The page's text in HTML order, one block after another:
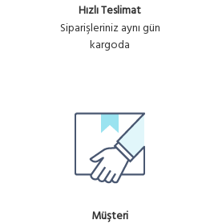
Hızlı Teslimat
Siparişleriniz aynı gün
kargoda
Müşteri